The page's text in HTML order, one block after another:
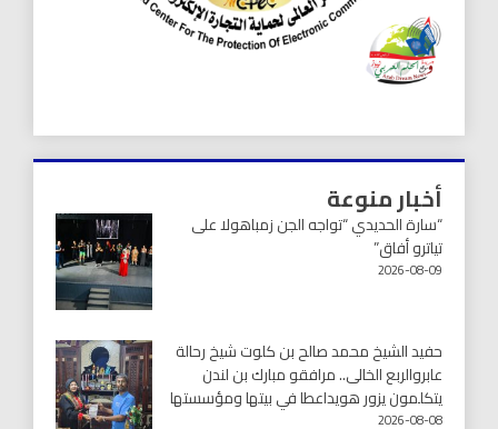
أخبار منوعة
“سارة الحديدي “تواجه الجن زمباهولا على
تياترو أفاق”
2026-08-09
حفيد الشيخ محمد صالح بن كلوت شيخ رحالة
عابروالربع الخالى.. مرافقو مبارك بن لندن
يتكلمون يزور هويداعطا في بيتها ومؤسستها
2026-08-08